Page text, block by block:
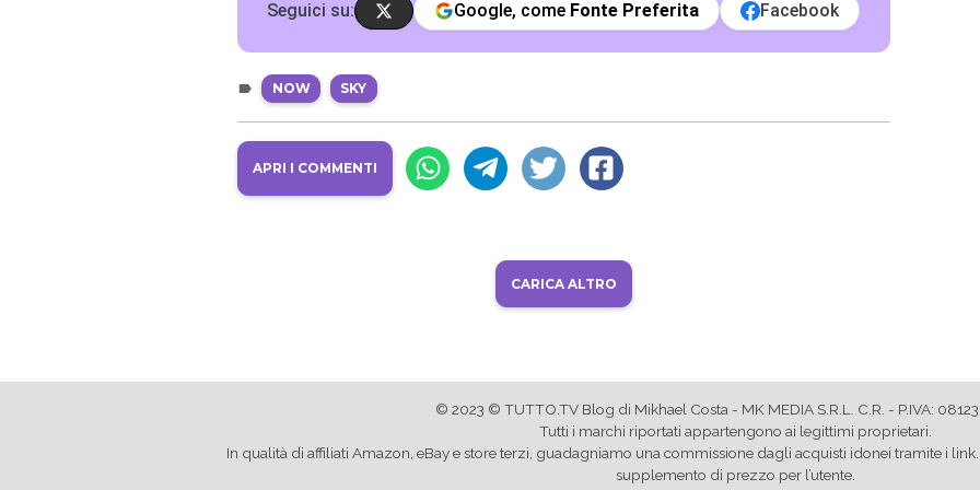
Seguici su: Google, come Fonte Preferita Facebook
NOW SKY
APRI I COMMENTI
CARICA ALTRO
© 2023 © TUTTO.TV Blog di Mikhael Costa - MK MEDIA S.R.L. C.R. - P.IVA:
Tutti i marchi riportati appartengono ai legittimi proprietari.
In qualità di affiliati Amazon, eBay e store terzi, guadagniamo una commissione dagli acquisti idonei tramite i
supplemento di prezzo per l’utente.